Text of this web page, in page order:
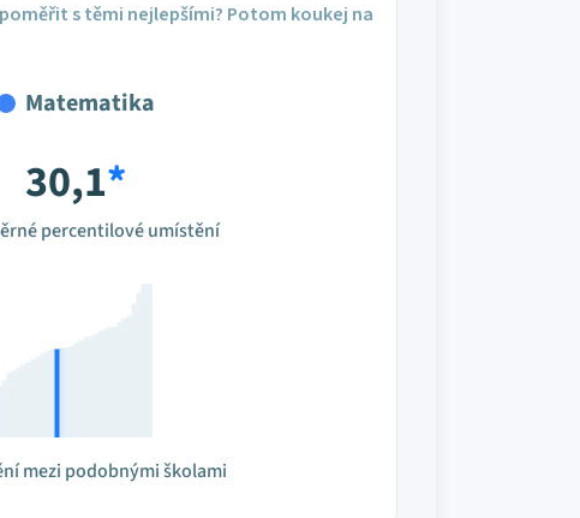
poměřit s těmi nejlepšími? Potom koukej na
Matematika
30,1*
percentilové umístění
mezi podobnými školami